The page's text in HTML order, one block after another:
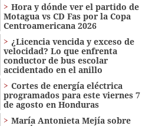
Hora y dónde ver el partido de
Motagua vs CD Fas por la Copa
Centroamericana 2026
¿Licencia vencida y exceso de
velocidad? Lo que enfrenta
conductor de bus escolar
accidentado en el anillo
Cortes de energía eléctrica
programados para este viernes 7
de agosto en Honduras
María Antonieta Mejía sobre